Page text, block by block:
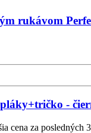
rukávom
-
cena za posledných